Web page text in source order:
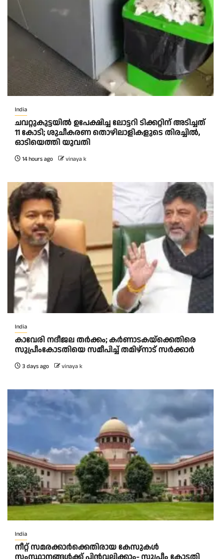
India
ചവറ്റുകുട്ടയിൽ ഉപേക്ഷിച്ച ലോട്ടറി ടിക്കറ്റിന് അടിച്ചത്
11 കോടി; ശുചീകരണ തൊഴിലാളികളുടെ തിരച്ചിൽ,
ഓടിയെത്തി യുവതി
14 hours ago vinaya k
India
കാവേരി നദീജല തര്‍ക്കം; കര്‍ണാടകയ്‌ക്കെതിരെ
സുപ്രീംകോടതിയെ സമീപിച്ച് തമിഴ്‌നാട് സർക്കാർ
3 days ago vinaya k
India
നീറ്റ് സമരക്കാർക്കെതിരായ കേസുകൾ